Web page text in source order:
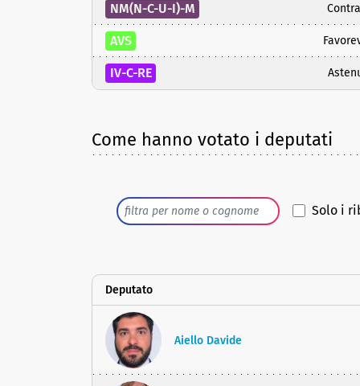
NM(N-C-U-I)-M
AVS
IV-C-RE
Come hanno votato i deputati
Solo i
Deputato
Aiello Davide